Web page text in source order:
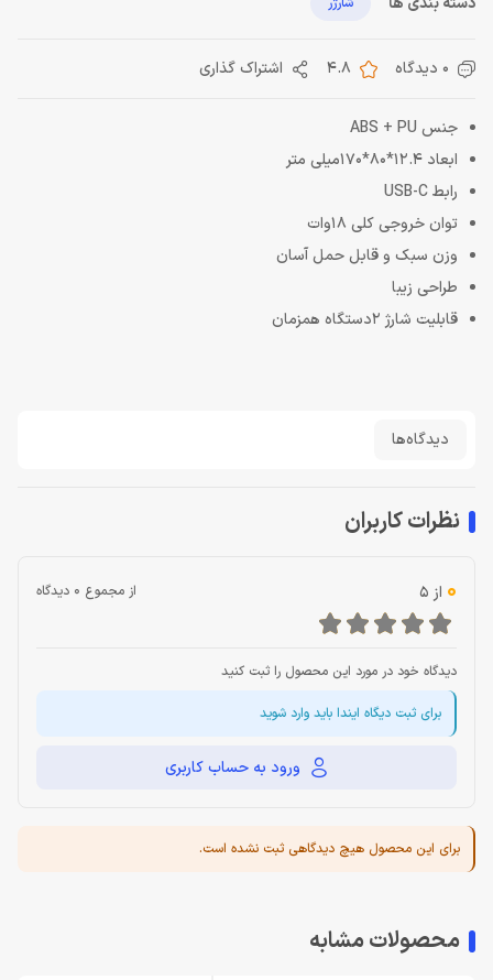
0 دیدگاه 4.8 اشتراک گذاری
جنس ABS + PU
ابعاد 12.4*80*170میلی متر
رابط USB-C
توان خروجی کلی 18وات
وزن سبک و قابل حمل آسان
طراحی زیبا
قابلیت شارژ 2دستگاه همزمان
دیدگاه‌ها
نظرات کاربران
0 از 5 از مجموع 0 دیدگاه
دیدگاه خود در مورد این محصول را ثبت کنید
برای ثبت دیگاه ایندا باید وارد شوید
ورود به حساب کاربری
برای این محصول هیچ دیدگاهی ثبت نشده است.
محصولات مشابه